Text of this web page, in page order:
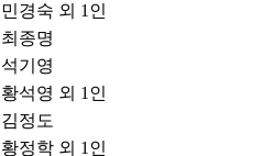
민경숙 외 1인
최종명
석기영
황석영 외 1인
김정도
황정학 외 1인